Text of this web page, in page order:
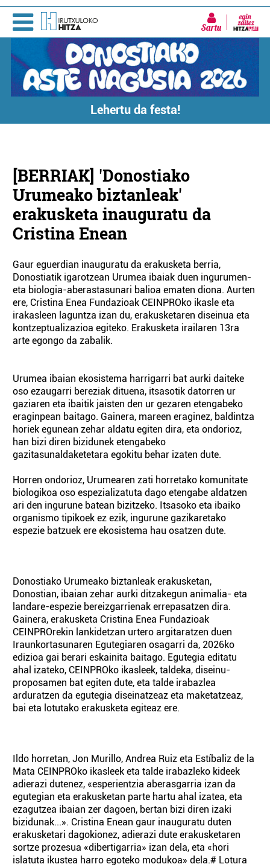
Sartu
Lehertu da festa!
[BERRIAK] 'Donostiako
Urumeako biztanleak'
erakusketa inauguratu da
Cristina Enean
Gaur eguerdian inauguratu da erakusketa berria,
Donostiatik igarotzean Urumea ibaiak duen ingurumen-
eta biologia-aberastasunari balioa ematen diona. Aurten
ere, Cristina Enea Fundazioak CEINPROko ikasle eta
irakasleen laguntza izan du, erakusketaren diseinua eta
kontzeptualizazioa egiteko. Erakusketa irailaren 13ra
arte egongo da zabalik.
Urumea ibaian ekosistema harrigarri bat aurki daiteke
oso ezaugarri bereziak dituena, itsasotik datorren ur
gaziaren eta ibaitik jaisten den ur gezaren etengabeko
eraginpean baitago. Gainera, mareen eraginez, baldintza
horiek egunean zehar aldatu egiten dira, eta ondorioz,
han bizi diren bizidunek etengabeko
gazitasunaldaketetara egokitu behar izaten dute.
Horren ondorioz, Urumearen zati horretako komunitate
biologikoa oso espezializatuta dago etengabe aldatzen
ari den ingurune batean bizitzeko. Itsasoko eta ibaiko
organismo tipikoek ez ezik, ingurune gazikaretako
espezie batzuek ere ekosistema hau osatzen dute.
Donostiako Urumeako biztanleak erakusketan,
Donostian, ibaian zehar aurki ditzakegun animalia- eta
landare-espezie bereizgarrienak errepasatzen dira.
Gainera, erakusketa Cristina Enea Fundazioak
CEINPROrekin lankidetzan urtero argitaratzen duen
Iraunkortasunaren Egutegiaren osagarri da, 2026ko
edizioa gai berari eskainita baitago. Egutegia editatu
ahal izateko, CEINPROko ikasleek, taldeka, diseinu-
proposamen bat egiten dute, eta talde irabazlea
arduratzen da egutegia diseinatzeaz eta maketatzeaz,
bai eta lotutako erakusketa egiteaz ere.
Ildo horretan, Jon Murillo, Andrea Ruiz eta Estíbaliz de la
Mata CEINPROko ikasleek eta talde irabazleko kideek
adierazi dutenez, «esperientzia aberasgarria izan da
egutegian eta erakusketan parte hartu ahal izatea, eta
ezagutzea ibaian zer dagoen, bertan bizi diren izaki
bizidunak...». Cristina Enean gaur inauguratu duten
erakusketari dagokionez, adierazi dute erakusketaren
sortze prozesua «dibertigarria» izan dela, eta «hori
islatuta ikustea harro egoteko modukoa» dela.# Lotura